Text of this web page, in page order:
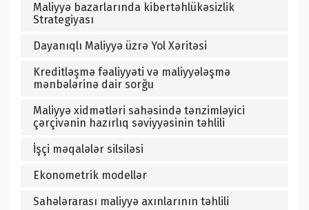
Maliyyə bazarlarında kibertəhlükəsizlik
Strategiyası
Dayanıqlı Maliyyə üzrə Yol Xəritəsi
Kreditləşmə fəaliyyəti və maliyyələşmə
mənbələrinə dair sorğu
Maliyyə xidmətləri sahəsində tənzimləyici
çərçivənin hazırlıq səviyyəsinin təhlili
İşçi məqalələr silsiləsi
Ekonometrik modellər
Sahələrarası maliyyə axınlarının təhlili